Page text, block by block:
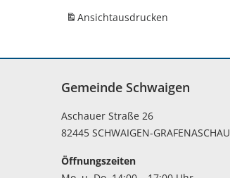
Ansichtausdrucken
Gemeinde Schwaigen
Aschauer Straße 26
82445 SCHWAIGEN-GRAFENASCHAU
Öffnungszeiten